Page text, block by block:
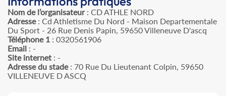
Nom de l’organisateur: CD ATHLE NORD
Adresse: Cd Athletisme Du Nord - Maison Departementale
Du Sport - 26 Rue Denis Papin, 59650 Villeneuve D'ascq
Téléphone 1 : 0320561906
Email : -
Site internet : -
Adresse du stade: 70 Rue Du Lieutenant Colpin, 59650
VILLENEUVE D ASCQ